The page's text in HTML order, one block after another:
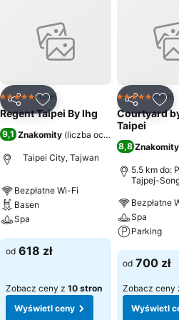
UdostępnijDodaj do ulubionych
5 KategoriaHotel
Regent Taipei By Ihg
9,1 Znakomity (liczba ocen: 37 504
Taipei City, Tajwan
Bezpłatne Wi-Fi
Basen
Spa
Wyświetl ceny
od 618 zł
Zobacz ceny z 10 stron
Wyświetl ceny
Udostępnij
5 KategoriaHotel
Courtyard
Taipei
8,8 Znakomity
5.5 km do:
Tajpej-
Bezpłatne
Spa
Parking
Wyświetl
od 700 zł
Zobacz ceny
Wyświetl